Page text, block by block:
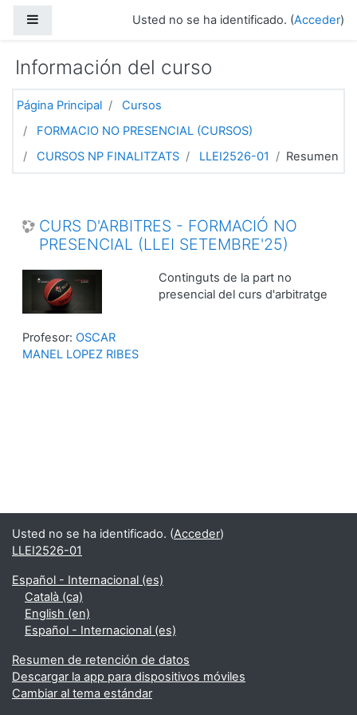
Usted no se ha identificado. (Acceder)
Información del curso
Página Principal
Cursos
FORMACIO NO PRESENCIAL (CURSOS)
CURSOS NP FINALITZATS
LLEI2526-01 Resumen
CURS D'ARBITRES - FORMACIÓ NO
PRESENCIAL (LLEI SETEMBRE'25)
Continguts de la part no
presencial del curs d'arbitratge
Profesor: OSCAR
MANEL LOPEZ RIBES
Usted no se ha identificado. (Acceder)
LLEI2526-01
Español - Internacional ‎(es)‎
Català ‎(ca)‎
English ‎(en)‎
Español - Internacional ‎(es)‎
Resumen de retención de datos
Descargar la app para dispositivos móviles
Cambiar al tema estándar